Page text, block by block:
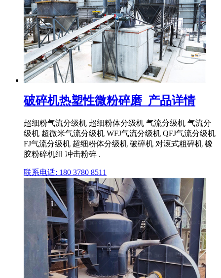
破碎机热塑性微粉碎磨_产品详情
超细粉气流分级机 超细粉体分级机 气流分级机 气流分
级机 超微米气流分级机 WFJ气流分级机 QFJ气流分级机
FJ气流分级机 超细粉体分级机 破碎机 对滚式粗碎机 橡
胶粉碎机组 冲击粉碎 .
联系电话: 180 3780 8511